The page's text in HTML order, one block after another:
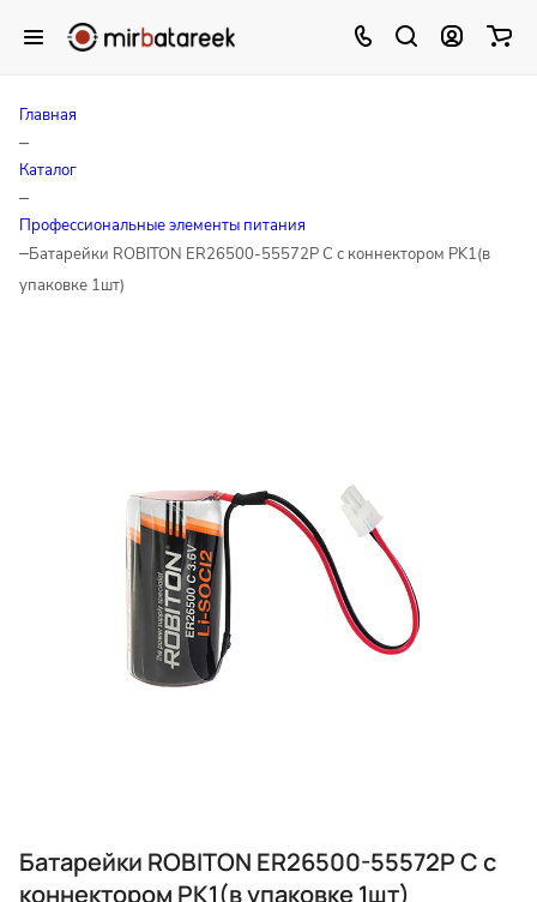
Главная
–
Каталог
–
Профессиональные элементы питания
–Батарейки ROBITON ER26500-55572P C с коннектором PK1(в
упаковке 1шт)
Батарейки ROBITON ER26500-55572P C с
коннектором PK1(в упаковке 1шт)